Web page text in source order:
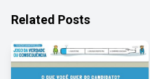
Related Posts